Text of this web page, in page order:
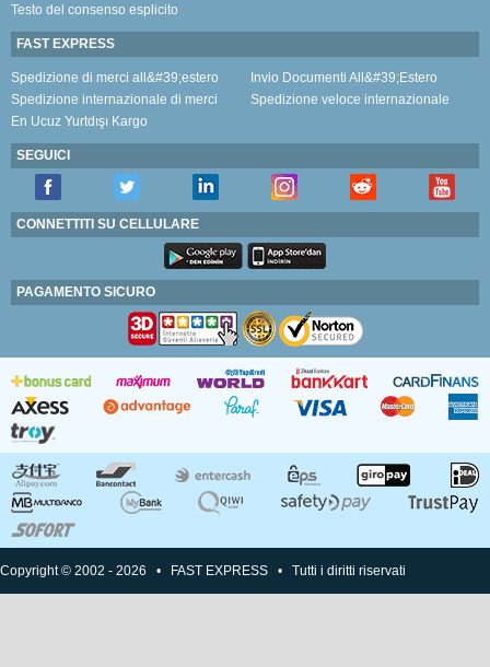
Testo del consenso esplicito
FAST EXPRESS
Spedizione di merci all&#39;estero
Invio Documenti All&#39;Estero
Spedizione internazionale di merci
Spedizione veloce internazionale
En Ucuz Yurtdışı Kargo
SEGUICI
CONNETTITI SU CELLULARE
PAGAMENTO SICURO
Copyright © 2002 - 2026 • FAST EXPRESS • Tutti i diritti riservati